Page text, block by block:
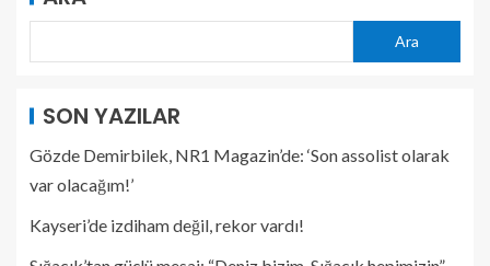
Ara
SON YAZILAR
Gözde Demirbilek, NR1 Magazin’de: ‘Son assolist olarak
var olacağım!’
Kayseri’de izdiham değil, rekor vardı!